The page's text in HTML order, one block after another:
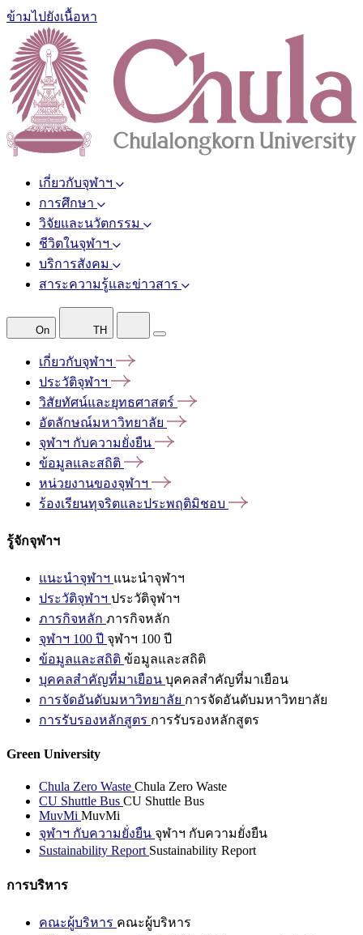
ข้ามไปยังเนื้อหา
เกี่ยวกับจุฬาฯ
การศึกษา
วิจัยและนวัตกรรม
ชีวิตในจุฬาฯ
บริการสังคม
สาระความรู้และข่าวสาร
On TH
เกี่ยวกับจุฬาฯ
ประวัติจุฬาฯ
วิสัยทัศน์และยุทธศาสตร์
อัตลักษณ์มหาวิทยาลัย
จุฬาฯ กับความยั่งยืน
ข้อมูลและสถิติ
หน่วยงานของจุฬาฯ
ร้องเรียนทุจริตและประพฤติมิชอบ
รู้จักจุฬาฯ
แนะนำจุฬาฯ แนะนำจุฬาฯ
ประวัติจุฬาฯ ประวัติจุฬาฯ
ภารกิจหลัก ภารกิจหลัก
จุฬาฯ 100 ปี จุฬาฯ 100 ปี
ข้อมูลและสถิติ ข้อมูลและสถิติ
บุคคลสำคัญที่มาเยือน บุคคลสำคัญที่มาเยือน
การจัดอันดับมหาวิทยาลัย การจัดอันดับมหาวิทยาลัย
การรับรองหลักสูตร การรับรองหลักสูตร
Green University
Chula Zero Waste Chula Zero Waste
CU Shuttle Bus CU Shuttle Bus
MuvMi MuvMi
จุฬาฯ กับความยั่งยืน จุฬาฯ กับความยั่งยืน
Sustainability Report Sustainability Report
การบริหาร
คณะผู้บริหาร คณะผู้บริหาร